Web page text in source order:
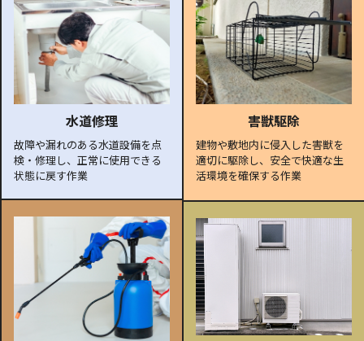
水道修理
故障や漏れのある水道設備を点
検・修理し、正常に使用できる
状態に戻す作業
害獣駆除
建物や敷地内に侵入した害獣を
適切に駆除し、安全で快適な生
活環境を確保する作業